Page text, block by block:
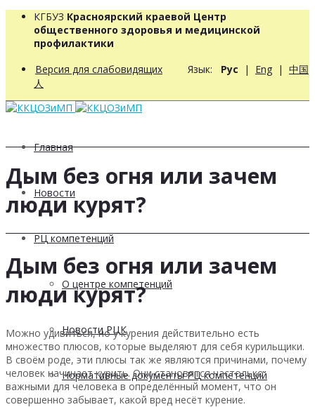
КГБУЗ Красноярский краевой Центр
общественного здоровья и медицинской
профилактики
Версия для слабовидящих Язык: Рус | Eng | 中国
人
Главная
Новости
РЦ компетенций
О центре компетенций
Новости РЦК
Нормативные документы РЦ компетенций
Дым без огня или зачем
люди курят?
Дым без огня или зачем
люди курят?
Можно удивиться, но у курения действительно есть
множество плюсов, которые выделяют для себя курильщики.
В своём роде, эти плюсы так же являются причинами, почему
человек начинает курить. Они становятся настолько
важными для человека в определённый момент, что он
совершенно забывает, какой вред несёт курение.